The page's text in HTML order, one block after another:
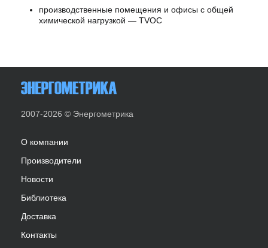
производственные помещения и офисы с общей
химической нагрузкой — TVOC
2007-2026 © Энергометрика
О компании
Производители
Новости
Библиотека
Доставка
Контакты